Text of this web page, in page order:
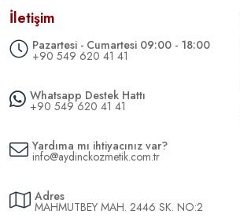
İletişim
Pazartesi - Cumartesi 09:00 - 18:00
+90 549 620 41 41
Whatsapp Destek Hattı
+90 549 620 41 41
Yardıma mı ihtiyacınız var?
info@aydinckozmetik.com.tr
Adres
MAHMUTBEY MAH. 2446 SK. NO:2